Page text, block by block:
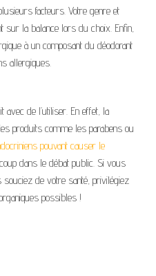
facteurs. Votre genre et
sur la balance lors du choix. Enfin,
à un composant du déodorant
allergiques.
avec de l’utiliser. En effet, la
produits comme les parabens ou
pouvant causer le
dans le débat public. Si vous
de votre santé, privilégiez
possibles !